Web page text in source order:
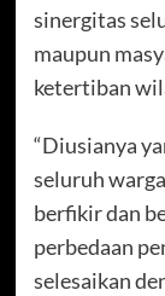
sinergitas
maupun
ketertiban
“Diusianya
seluruh
berfikir dan
perbedaan
selesaikan